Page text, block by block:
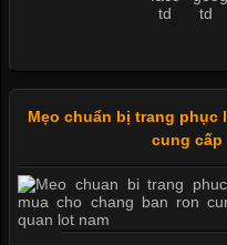
Mẹo chuẩn bị trang phục
cung cấp